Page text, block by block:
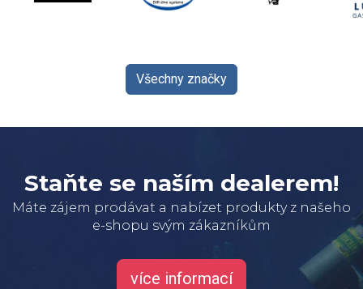
Všechny značky
Staňte se naším dealerem!
Máte zájem prodávat a nabízet produkty z našeho
e-shopu svým zákazníkům
více informací